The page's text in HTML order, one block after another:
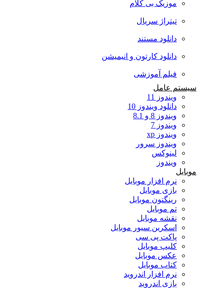
موزیک بی کلام
تیتراژ سریال
دانلود مستند
دانلود کارتون و انیمیشن
فیلم آموزشی
سیستم عامل
ویندوز 11
دانلود ویندوز 10
ویندوز 8 و 8.1
ویندوز 7
ویندوز xp
ویندوز سرور
لینوکس
ویندوز
موبایل
نرم افزار موبایل
بازی موبایل
رینگتون موبایل
تم موبایل
نقشه موبایل
اسکرین سیور موبایل
پاکت پی سی
کلیپ موبایل
عکس موبایل
کتاب موبایل
نرم افزار اندروید
بازی اندروید